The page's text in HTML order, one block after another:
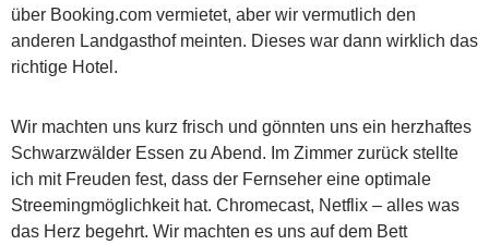
über Booking.com vermietet, aber wir vermutlich den
anderen Landgasthof meinten. Dieses war dann wirklich das
richtige Hotel.
Wir machten uns kurz frisch und gönnten uns ein herzhaftes
Schwarzwälder Essen zu Abend. Im Zimmer zurück stellte
ich mit Freuden fest, dass der Fernseher eine optimale
Streemingmöglichkeit hat. Chromecast, Netflix – alles was
das Herz begehrt. Wir machten es uns auf dem Bett